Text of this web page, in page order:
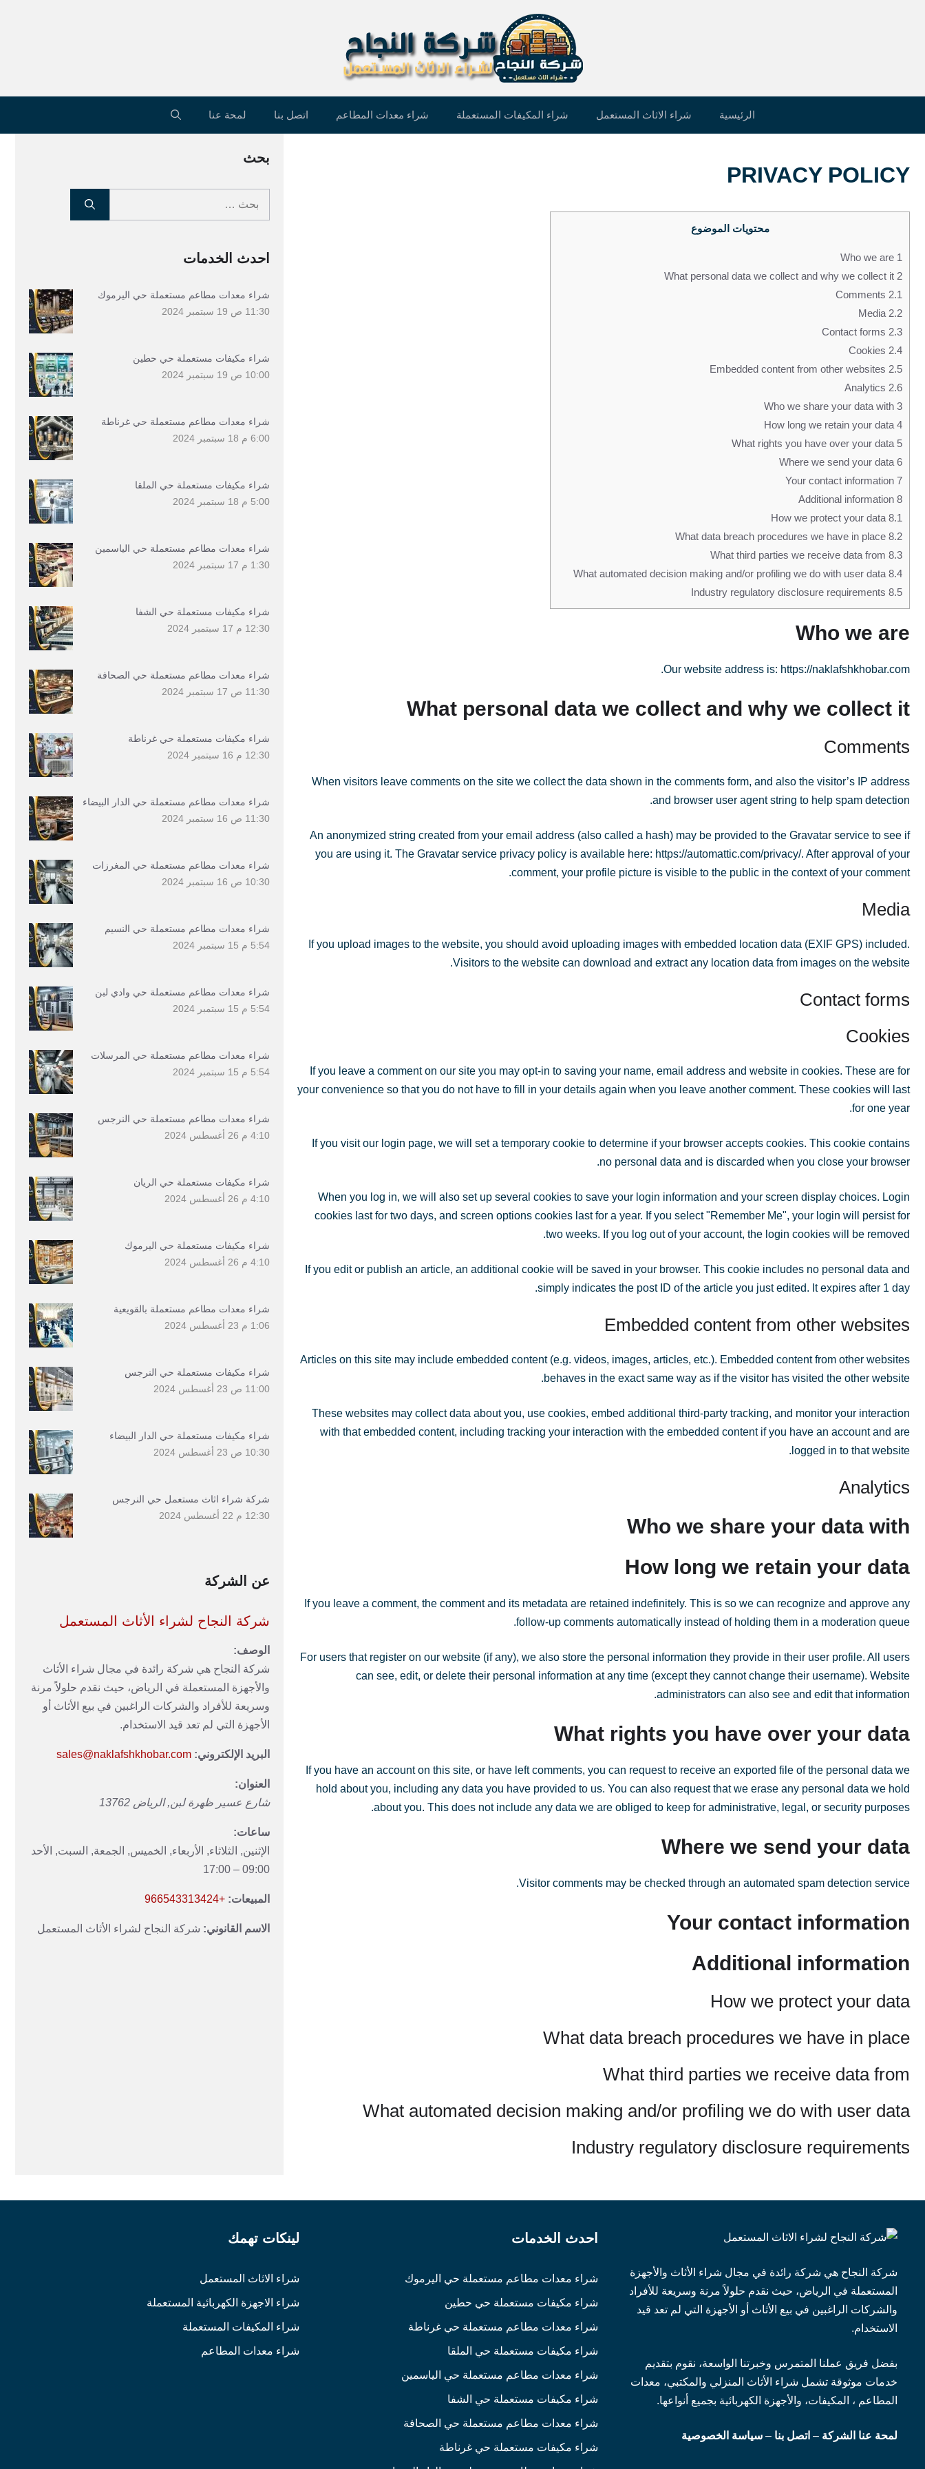
الرئيسية شراء الاثاث المستعمل شراء المكيفات المستعملة شراء معدات المطاعم اتصل بنا لمحة عنا
PRIVACY POLICY
محتويات الموضوع
1
2
2.1
2.2
2.3
2.4
2.5
2.6
3
4
5
6
7
8
8.1
8.2
8.3
8.4
8.5
Who we are
Our website address is: https://naklafshkhobar.com.
What personal data we collect and why we collect it
Comments
When visitors leave comments on the site we collect the data shown in the comments form, and also the visitor’s IP address
and browser user agent string to help spam detection.
An anonymized string created from your email address (also called a hash) may be provided to the Gravatar service to see if
you are using it. The Gravatar service privacy policy is available here: https://automattic.com/privacy/. After approval of your
comment, your profile picture is visible to the public in the context of your comment.
Media
If you upload images to the website, you should avoid uploading images with embedded location data (EXIF GPS) included.
Visitors to the website can download and extract any location data from images on the website.
Contact forms
Cookies
If you leave a comment on our site you may opt-in to saving your name, email address and website in cookies. These are for
your convenience so that you do not have to fill in your details again when you leave another comment. These cookies will last
for one year.
If you visit our login page, we will set a temporary cookie to determine if your browser accepts cookies. This cookie contains
no personal data and is discarded when you close your browser.
When you log in, we will also set up several cookies to save your login information and your screen display choices. Login
cookies last for two days, and screen options cookies last for a year. If you select "Remember Me", your login will persist for
two weeks. If you log out of your account, the login cookies will be removed.
If you edit or publish an article, an additional cookie will be saved in your browser. This cookie includes no personal data and
simply indicates the post ID of the article you just edited. It expires after 1 day.
Embedded content from other websites
Articles on this site may include embedded content (e.g. videos, images, articles, etc.). Embedded content from other websites
behaves in the exact same way as if the visitor has visited the other website.
These websites may collect data about you, use cookies, embed additional third-party tracking, and monitor your interaction
with that embedded content, including tracking your interaction with the embedded content if you have an account and are
logged in to that website.
Analytics
Who we share your data with
How long we retain your data
If you leave a comment, the comment and its metadata are retained indefinitely. This is so we can recognize and approve any
follow-up comments automatically instead of holding them in a moderation queue.
For users that register on our website (if any), we also store the personal information they provide in their user profile. All users
can see, edit, or delete their personal information at any time (except they cannot change their username). Website
administrators can also see and edit that information.
What rights you have over your data
If you have an account on this site, or have left comments, you can request to receive an exported file of the personal data we
hold about you, including any data you have provided to us. You can also request that we erase any personal data we hold
about you. This does not include any data we are obliged to keep for administrative, legal, or security purposes.
Where we send your data
Visitor comments may be checked through an automated spam detection service.
Your contact information
Additional information
How we protect your data
What data breach procedures we have in place
What third parties we receive data from
What automated decision making and/or profiling we do with user data
Industry regulatory disclosure requirements
بحث
احدث الخدمات
شراء معدات مطاعم مستعملة حي اليرموك
11:30 ص 19 سبتمبر 2024
شراء مكيفات مستعملة حي حطين
10:00 ص 19 سبتمبر 2024
شراء معدات مطاعم مستعملة حي غرناطة
6:00 م 18 سبتمبر 2024
شراء مكيفات مستعملة حي الملقا
5:00 م 18 سبتمبر 2024
شراء معدات مطاعم مستعملة حي الياسمين
1:30 م 17 سبتمبر 2024
شراء مكيفات مستعملة حي الشفا
12:30 م 17 سبتمبر 2024
شراء معدات مطاعم مستعملة حي الصحافة
11:30 ص 17 سبتمبر 2024
شراء مكيفات مستعملة حي غرناطة
12:30 م 16 سبتمبر 2024
شراء معدات مطاعم مستعملة حي الدار البيضاء
11:30 ص 16 سبتمبر 2024
شراء معدات مطاعم مستعملة حي المغرزات
10:30 ص 16 سبتمبر 2024
شراء معدات مطاعم مستعملة حي النسيم
5:54 م 15 سبتمبر 2024
شراء معدات مطاعم مستعملة حي وادي لبن
5:54 م 15 سبتمبر 2024
شراء معدات مطاعم مستعملة حي المرسلات
5:54 م 15 سبتمبر 2024
شراء معدات مطاعم مستعملة حي النرجس
4:10 م 26 أغسطس 2024
شراء مكيفات مستعملة حي الريان
4:10 م 26 أغسطس 2024
شراء مكيفات مستعملة حي اليرموك
4:10 م 26 أغسطس 2024
شراء معدات مطاعم مستعملة بالقويعية
1:06 م 23 أغسطس 2024
شراء مكيفات مستعملة حي النرجس
11:00 ص 23 أغسطس 2024
شراء مكيفات مستعملة حي الدار البيضاء
10:30 ص 23 أغسطس 2024
شركة شراء اثاث مستعمل حي النرجس
12:30 م 22 أغسطس 2024
عن الشركة
شركة النجاح لشراء الأثاث المستعمل
الوصف:
شركة النجاح هي شركة رائدة في مجال شراء الأثاث
والأجهزة المستعملة في الرياض، حيث نقدم حلولاً مرنة
وسريعة للأفراد والشركات الراغبين في بيع الأثاث أو
الأجهزة التي لم تعد قيد الاستخدام.
البريد الإلكتروني: sales@naklafshkhobar.com
العنوان:
شارع عسير ظهرة لبن,الرياض 13762
ساعات:
الإثنين, الثلاثاء, الأربعاء, الخميس, الجمعة, السبت, الأحد
09:00 – 17:00
المبيعات: +966543313424
الاسم القانوني: شركة النجاح لشراء الأثاث المستعمل
شركة النجاح هي شركة رائدة في مجال شراء الأثاث والأجهزة
المستعملة في الرياض، حيث نقدم حلولاً مرنة وسريعة للأفراد
والشركات الراغبين في بيع الأثاث أو الأجهزة التي لم تعد قيد
الاستخدام.
بفضل فريق عملنا المتمرس وخبرتنا الواسعة، نقوم بتقديم
خدمات موثوقة تشمل شراء الأثاث المنزلي والمكتبي، معدات
المطاعم ، المكيفات، والأجهزة الكهربائية بجميع أنواعها.
لمحة عنا الشركة – اتصل بنا – سياسة الخصوصية
احدث الخدمات
شراء معدات مطاعم مستعملة حي اليرموك
شراء مكيفات مستعملة حي حطين
شراء معدات مطاعم مستعملة حي غرناطة
شراء مكيفات مستعملة حي الملقا
شراء معدات مطاعم مستعملة حي الياسمين
شراء مكيفات مستعملة حي الشفا
شراء معدات مطاعم مستعملة حي الصحافة
شراء مكيفات مستعملة حي غرناطة
لينكات تهمك
شراء الاثاث المستعمل
شراء الاجهزة الكهربائية المستعملة
شراء المكيفات المستعملة
شراء معدات المطاعم